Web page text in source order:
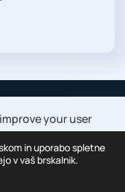
in uporabo spletne
v vaš brskalnik.
your user
you agree to the use
Privacy Policy.